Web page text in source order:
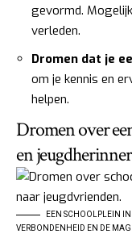
gevormd.
verleden.
Dromen dat je
om je kennis en
helpen.
Dromen over
en
EEN SCHOOLPLEIN
VERBONDENHEID EN DE